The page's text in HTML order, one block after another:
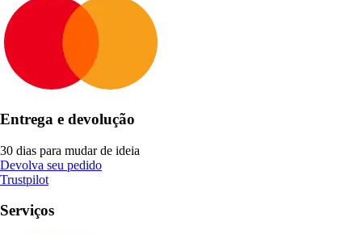
Entrega e devolução
30 dias para mudar de ideia
Devolva seu pedido
Trustpilot
Serviços